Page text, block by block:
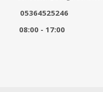
05364525246
08:00 - 17:00